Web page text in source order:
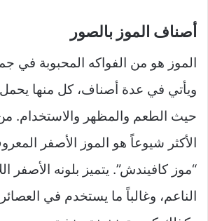
أصناف الموز بالصور
الموز هو من الفواكه المحبوبة في
ويأتي في عدة أصناف، كل منها
حيث الطعم والمظهر والاستخدام.
الأكثر شيوعاً هو الموز الأصفر
“موز كافيندش”. يتميز بلونه الأصفر
الناعم، وغالباً ما يستخدم في